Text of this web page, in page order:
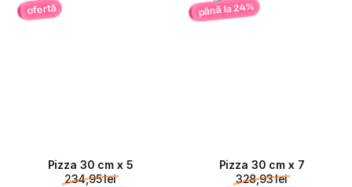
ofertă
Pizza 30 cm x 5
234,95 lei
până la 24%
Pizza 30 cm x 7
328,93 lei